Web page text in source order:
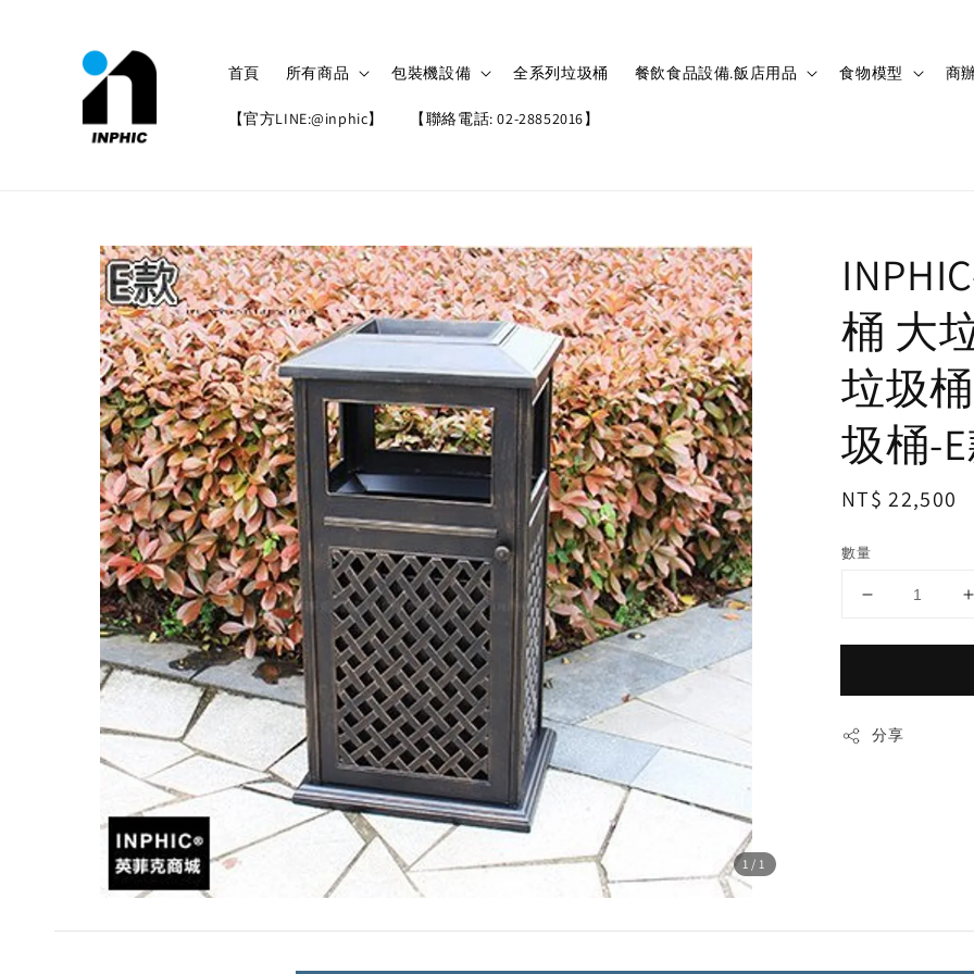
首頁 所有商品 包裝機設備 全系列垃圾桶 餐飲食品設備.飯店用品 食物模型 商
【官方LINE:@inphic】 【聯絡電話: 02-28852016】
1 /1
桶 大
垃圾
圾桶-
Regular
NT$ 22,500
數量
分享